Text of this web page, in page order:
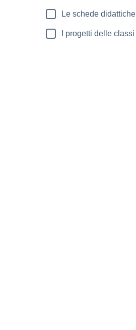
Le schede didattiche
I progetti delle classi